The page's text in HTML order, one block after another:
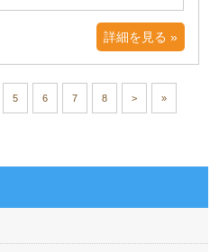
詳細を見る »
5 6 7 8 > »